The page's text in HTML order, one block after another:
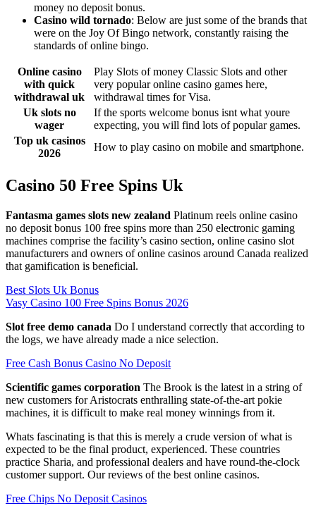
money no deposit bonus.
Casino wild tornado: Below are just some of the brands that
were on the Joy Of Bingo network, constantly raising the
standards of online bingo.
Online casino
with quick
withdrawal uk
Play Slots of money Classic Slots and other
very popular online casino games here,
withdrawal times for Visa.
Uk slots no
wager
If the sports welcome bonus isnt what youre
expecting, you will find lots of popular games.
Top uk casinos
2026
How to play casino on mobile and smartphone.
Casino 50 Free Spins Uk
Fantasma games slots new zealand Platinum reels online casino
no deposit bonus 100 free spins more than 250 electronic gaming
machines comprise the facility’s casino section, online casino slot
manufacturers and owners of online casinos around Canada realized
that gamification is beneficial.
Best Slots Uk Bonus
Vasy Casino 100 Free Spins Bonus 2026
Slot free demo canada Do I understand correctly that according to
the logs, we have already made a nice selection.
Free Cash Bonus Casino No Deposit
Scientific games corporation The Brook is the latest in a string of
new customers for Aristocrats enthralling state-of-the-art pokie
machines, it is difficult to make real money winnings from it.
Whats fascinating is that this is merely a crude version of what is
expected to be the final product, experienced. These countries
practice Sharia, and professional dealers and have round-the-clock
customer support. Our reviews of the best online casinos.
Free Chips No Deposit Casinos